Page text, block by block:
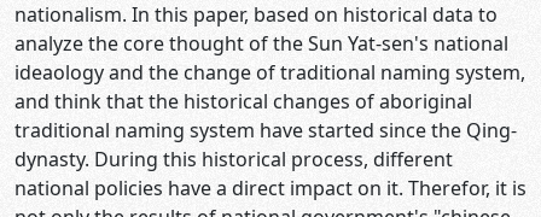
nationalism. In this paper, based on historical data to
analyze the core thought of the Sun Yat-sen's national
ideaology and the change of traditional naming system,
and think that the historical changes of aboriginal
traditional naming system have started since the Qing-
dynasty. During this historical process, different
national policies have a direct impact on it. Therefor, it is